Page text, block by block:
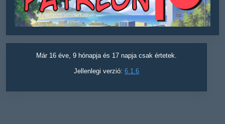
Már 16 éve, 9 hónapja és 17 napja csak értetek.
Jellenlegi verzió: 6.1.6